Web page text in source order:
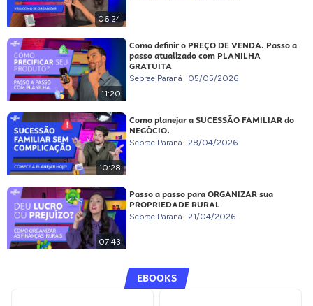
06:24
11:20
Como definir o PREÇO DE VENDA. Passo a
passo atualizado com PLANILHA
GRATUITA
Sebrae Paraná 05/05/2026
10:28
Como planejar a SUCESSÃO FAMILIAR do
NEGÓCIO.
Sebrae Paraná 28/04/2026
07:43
Passo a passo para ORGANIZAR sua
PROPRIEDADE RURAL
Sebrae Paraná 21/04/2026
EBOOKS